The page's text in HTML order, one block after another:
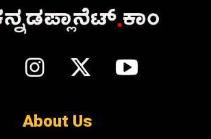
About Us